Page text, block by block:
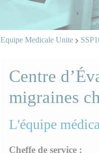
Equipe Medicale Unite
Centre
migraines
L'équipe
Cheffe de service :